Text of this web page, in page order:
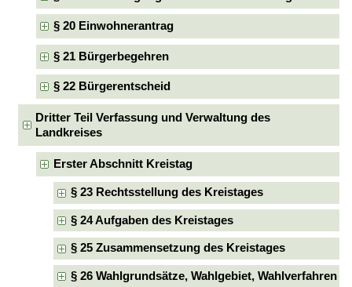
§ 20 Einwohnerantrag
§ 21 Bürgerbegehren
§ 22 Bürgerentscheid
Dritter Teil Verfassung und Verwaltung des
Landkreises
Erster Abschnitt Kreistag
§ 23 Rechtsstellung des Kreistages
§ 24 Aufgaben des Kreistages
§ 25 Zusammensetzung des Kreistages
§ 26 Wahlgrundsätze, Wahlgebiet, Wahlverfahren